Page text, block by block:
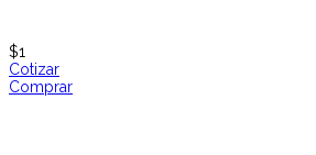
$1
Cotizar
Comprar